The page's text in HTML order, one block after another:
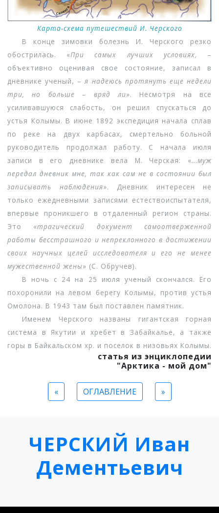
Карта-схема путешествий И. Черского
В конце зимовки болезнь И. Черского резко
обострилась. «При самых лучших условиях, –
объективно оценивая свое состояние, записал в
дневнике ученый, –я надеюсь протянуть еще недели
три, но больше – вряд ли». Несмотря на все
усиливавшуюся слабость, он решил спускаться до
устья Колымы. В июне 1892 экспедиция начала сплав
по реке на двух карбасах, смертельно больной
руководитель продолжал работу. С начала июля
записи в его дневнике вела М. Черская: «...муж
передал дневник мне, так как сам не в состоянии был
записывать наблюдения». Дневник интересен не
только ежедневными записями естествоиспытателя,
впервые проникшего в отдаленный регион страны.
Это «трагический документ самоотверженной
работы бесстрашного и непреклонного в достижении
своих научных целей исследователя и его не менее
мужественной жены» (С. Обручев).
В ночь с 24 на 25 июля ученый скончался. Его
похоронили на левом берегу Колымы, против устья
Омолона. В 1943 там был поставлен памятник.
Именем Черского названы гигантская горная
система в Якутии и хребет в Забайкалье, а также
горы в Байкальском хр. и поселок в низовьях Колымы.
статья из энциклопедии
"Арктика - мой дом"
« ОГЛАВЛЕНИЕ »
ЧЕРСКИЙ Иван
Дементьевич